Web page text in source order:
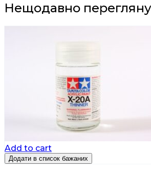
Нещодавно
Add to cart
Додати в список бажаних